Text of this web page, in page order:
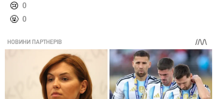
️😢 0
️🤬 0